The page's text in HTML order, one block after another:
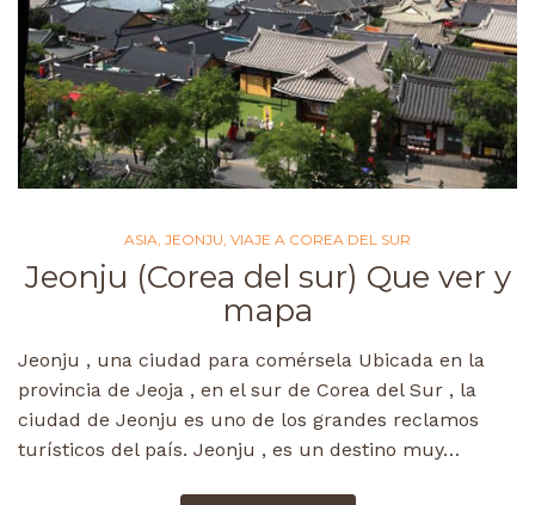
ASIA JEONJU VIAJE A COREA DEL SUR
Jeonju (Corea del sur) Que ver y
mapa
Jeonju , una ciudad para comérsela Ubicada en la
provincia de Jeoja , en el sur de Corea del Sur , la
ciudad de Jeonju es uno de los grandes reclamos
turísticos del país. Jeonju , es un destino muy…